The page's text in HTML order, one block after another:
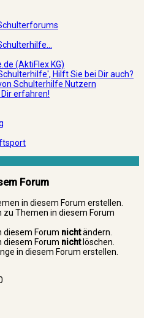
(AktiFlex KG)
Hilft Sie bei Dir auch?
Schulterhilfe Nutzern
erfahren!
Forum
in diesem Forum erstellen.
Themen in diesem Forum
diesem Forum nichtändern.
diesem Forum nichtlöschen.
in diesem Forum erstellen.